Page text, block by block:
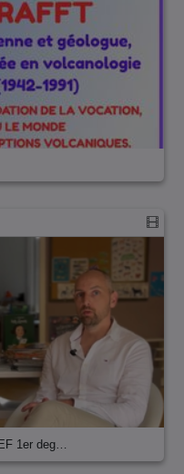
1er deg…